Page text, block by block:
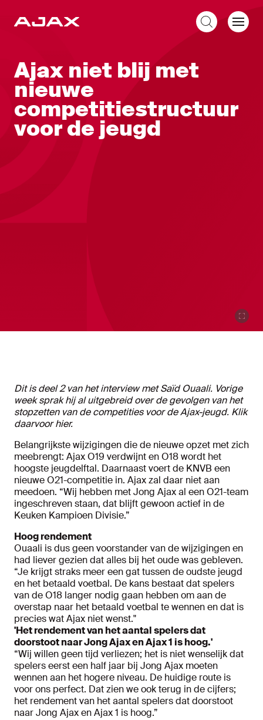
Ajax niet blij met
nieuwe
competitiestructuur
voor de jeugd
Dit is deel 2 van het interview met Saïd Ouaali. Vorige
week sprak hij al uitgebreid over de gevolgen van het
stopzetten van de competities voor de Ajax-jeugd. Klik
daarvoorhier.
Belangrijkste wijzigingen die de nieuwe opzet met zich
meebrengt: Ajax O19 verdwijnt en O18 wordt het
hoogste jeugdelftal. Daarnaast voert de KNVB een
nieuwe O21-competitie in. Ajax zal daar niet aan
meedoen. “Wij hebben met Jong Ajax al een O21-team
ingeschreven staan, dat blijft gewoon actief in de
Keuken Kampioen Divisie.”
Hoog rendement
Ouaali is dus geen voorstander van de wijzigingen en
had liever gezien dat alles bij het oude was gebleven.
“Je krijgt straks meer een gat tussen de oudste jeugd
en het betaald voetbal. De kans bestaat dat spelers
van de O18 langer nodig gaan hebben om aan de
overstap naar het betaald voetbal te wennen en dat is
precies wat Ajax niet wenst."
'Het rendement van het aantal spelers dat
doorstoot naar Jong Ajax en Ajax 1 is hoog.'
“Wij willen geen tijd verliezen; het is niet wenselijk dat
spelers eerst een half jaar bij Jong Ajax moeten
wennen aan het hogere niveau. De huidige route is
voor ons perfect. Dat zien we ook terug in de cijfers;
het rendement van het aantal spelers dat doorstoot
naar Jong Ajax en Ajax 1 is hoog.”